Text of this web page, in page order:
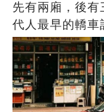
先有兩廂，後
代人最早的轎車